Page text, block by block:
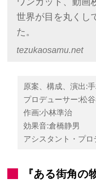
世界が目を丸くし
た。
tezukaosamu.net
原案、構成、演出:
プロデューサー:松
作画:小林準治
効果音:倉橋静男
アシスタント・プ
『ある街角の